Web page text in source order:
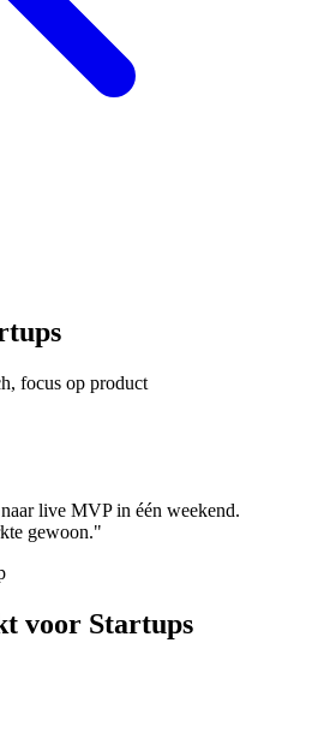
focus op product
live MVP in één weekend.
gewoon."
voor Startups